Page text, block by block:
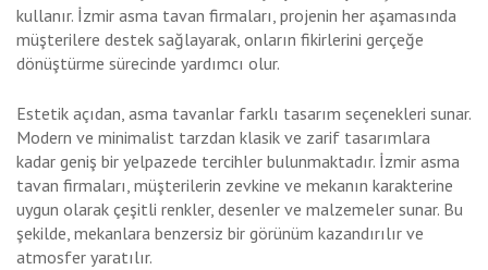
kullanır. İzmir asma tavan firmaları, projenin her aşamasında
müşterilere destek sağlayarak, onların fikirlerini gerçeğe
dönüştürme sürecinde yardımcı olur.
Estetik açıdan, asma tavanlar farklı tasarım seçenekleri sunar.
Modern ve minimalist tarzdan klasik ve zarif tasarımlara
kadar geniş bir yelpazede tercihler bulunmaktadır. İzmir asma
tavan firmaları, müşterilerin zevkine ve mekanın karakterine
uygun olarak çeşitli renkler, desenler ve malzemeler sunar. Bu
şekilde, mekanlara benzersiz bir görünüm kazandırılır ve
atmosfer yaratılır.